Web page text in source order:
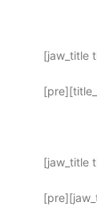
[jaw_title
[jaw_title